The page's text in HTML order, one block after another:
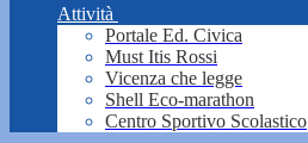
Attività
Portale Ed. Civica
Must Itis Rossi
Vicenza che legge
Shell Eco-marathon
Centro Sportivo Scolastico